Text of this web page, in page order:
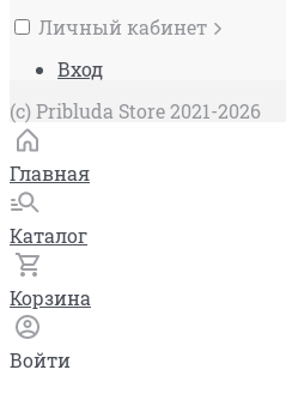
Личный кабинет
Вход
(c) Pribluda Store 2021-2026
Главная
Каталог
Корзина
Войти